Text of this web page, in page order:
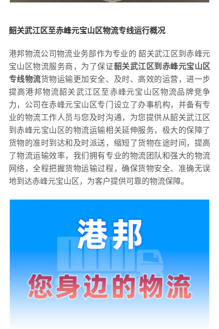
韶关武江区至赤峰元宝山区物流专线运行概况
港邦物流公司物流业务部作为专业的 韶关武江区到赤峰元
宝山区物流服务商，为了保证韶关武江区到赤峰元宝山区
专线物流货物运输更加安全、及时、高效的运营，进一步
提高港邦物流韶关武江区至赤峰元宝山区物流品牌竞争
力，公司在赤峰元宝山区专门设立了办事机构，并备有专
业的物流工作人员与您及时沟通，为您提供从韶关武江区
到赤峰元宝山区的物流运输相关延伸服务，极大的保障了
货物的准时到达和及时派送，缩短了货物在途时间，提高
了物流运输效率，我们拥有专业的物流团队和强大的物流
网络，全程把握货物运输过程，确保货物安全、准确无误
地到达赤峰元宝山区，为客户提供可靠的物流保障。